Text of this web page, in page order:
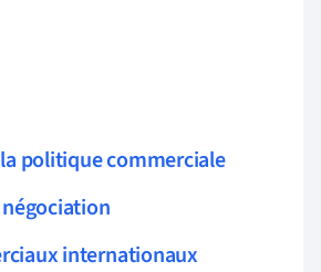
politique commerciale
internationaux